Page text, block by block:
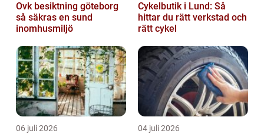
Ovk besiktning göteborg
så säkras en sund
inomhusmiljö
Cykelbutik i Lund: Så
hittar du rätt verkstad och
rätt cykel
06 juli 2026 04 juli 2026